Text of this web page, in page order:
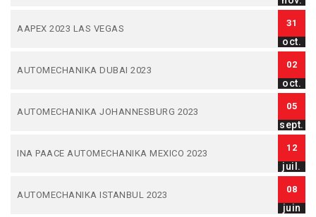
AAPEX 2023 LAS VEGAS
31
oct.
AUTOMECHANIKA DUBAI 2023
02
oct.
AUTOMECHANIKA JOHANNESBURG 2023
05
sept.
INA PAACE AUTOMECHANIKA MEXICO 2023
12
juil.
AUTOMECHANIKA ISTANBUL 2023
08
juin